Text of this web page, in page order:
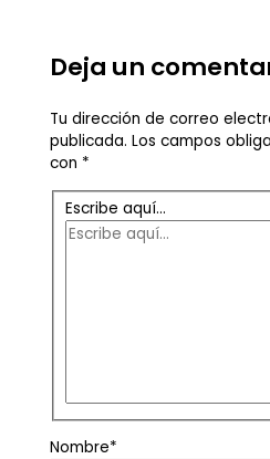
Deja un
Tu dirección de correo
publicada. Los campos
con *
Escribe aquí...
Nombre*